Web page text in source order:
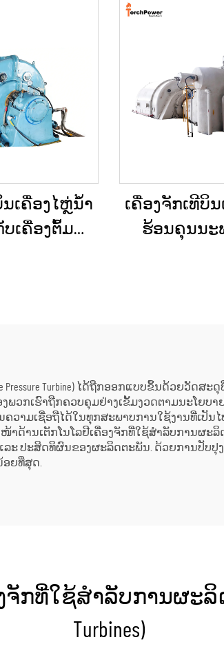
ນເຄື່ອງໄຫຼ່ນ້ຳ
ເຄື່ອງຕົ້ມນ້ຳ
ເຄື່ອງຈັກເທີບິ
ຮ້ອນຄຸນນະ
ກົດເຄື່
Pressure Turbine) ໄດ້ຖືກອອກແບບຂຶ້ນດ້ວຍວັ
ເຮົາຖືກຄວບຄຸມຢ່າງເຂັ້ມງວດຕາມນະໂຍບາຍດ້າ
ເຊື່ອຖືໄດ້ໃນທຸກສະພາບການໃຊ້ງານທີ່ເປັນໄປໄດ້. ບໍລິສັ
ໜ້າດ້ານເຕັກໂນໂລຢີເຄື່ອງຈັກທີ່ໃຊ້ສຳລັບການຜະ
ປະສິດທິຜົນຂອງຜະລິດຕະພັນ. ດ້ວຍການປັບປຸ
ຍທີ່ສຸດ.
ທີ່ໃຊ້ສຳລັບການຜະລິດພະ
Turbines)